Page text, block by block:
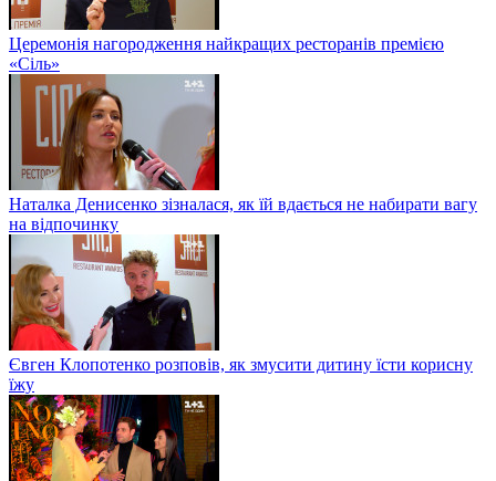
Церемонія нагородження найкращих ресторанів премією
«Сіль»
Наталка Денисенко зізналася, як їй вдається не набирати вагу
на відпочинку
Євген Клопотенко розповів, як змусити дитину їсти корисну
їжу